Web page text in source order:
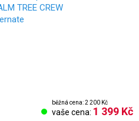
běžná cena: 2 200 Kč
vaše cena: 1 399 Kč